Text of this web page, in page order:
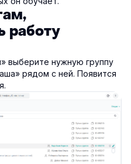
работу
выберите нужную группу
рядом с ней. Появится